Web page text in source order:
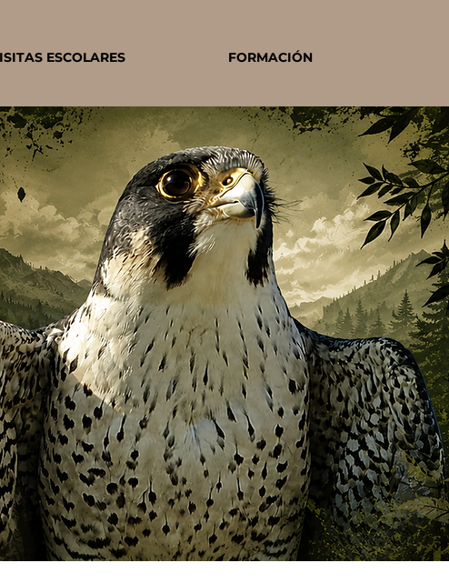
ESCOLARES FORMACIÓN